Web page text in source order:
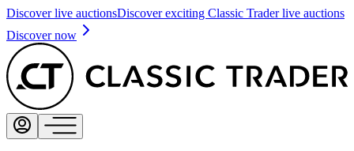
Discover live auctionsDiscover exciting Classic Trader live auctions
Discover now